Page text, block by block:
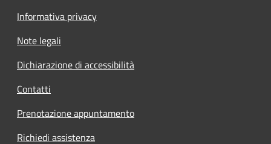
Informativa privacy
Note legali
Dichiarazione di accessibilità
Contatti
Prenotazione appuntamento
Richiedi assistenza